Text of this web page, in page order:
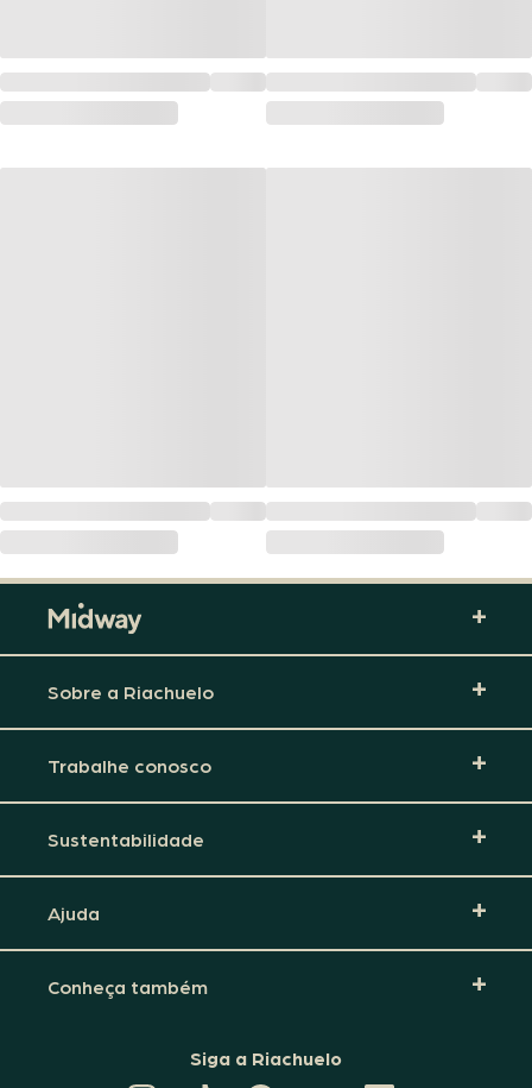
Sobre a Riachuelo
Trabalhe conosco
Sustentabilidade
Ajuda
Conheça também
Siga a Riachuelo